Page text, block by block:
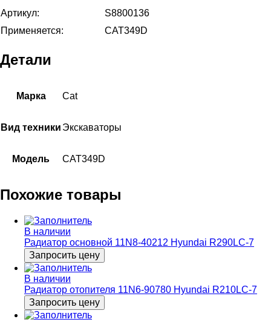
Артикул:
S8800136
Применяется:
CAT349D
Детали
Марка Cat
Вид техники Экскаваторы
Модель CAT349D
Похожие товары
В наличии
Радиатор основной 11N8-40212 Hyundai R290LC-7
Запросить цену
В наличии
Радиатор отопителя 11N6-90780 Hyundai R210LC-7
Запросить цену